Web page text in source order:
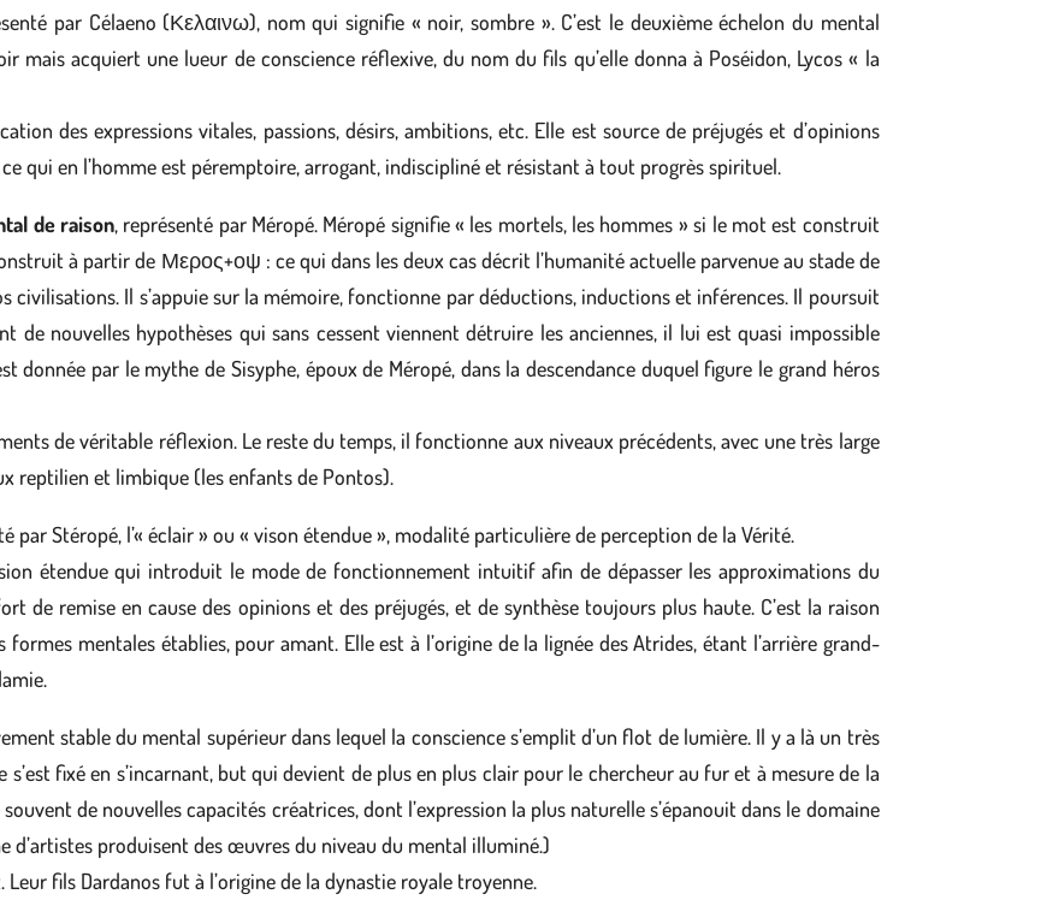
par Célaeno (Κελαινω), nom qui signifie « noir, sombre ». C’est le deuxième échelon du mental
mais acquiert une lueur de conscience réflexive, du nom du fils qu’elle donna à Poséidon, Lycos « la
des expressions vitales, passions, désirs, ambitions, etc. Elle est source de préjugés et d’opinions
ce qui en l’homme est péremptoire, arrogant, indiscipliné et résistant à tout progrès spirituel.
de raison, représenté par Méropé. Méropé signifie « les mortels, les hommes » si le mot est construit
à partir de Μερος+οψ : ce qui dans les deux cas décrit l’humanité actuelle parvenue au stade de
civilisations. Il s’appuie sur la mémoire, fonctionne par déductions, inductions et inférences. Il poursuit
de nouvelles hypothèses qui sans cessent viennent détruire les anciennes, il lui est quasi impossible
donnée par le mythe de Sisyphe, époux de Méropé, dans la descendance duquel figure le grand héros
de véritable réflexion. Le reste du temps, il fonctionne aux niveaux précédents, avec une très large
reptilien et limbique (les enfants de Pontos).
par Stéropé, l’« éclair » ou « vison étendue », modalité particulière de perception de la Vérité.
étendue qui introduit le mode de fonctionnement intuitif afin de dépasser les approximations du
de remise en cause des opinions et des préjugés, et de synthèse toujours plus haute. C’est la raison
mentales établies, pour amant. Elle est à l’origine de la lignée des Atrides, étant l’arrière grand-
stable du mental supérieur dans lequel la conscience s’emplit d’un flot de lumière. Il y a là un très
fixé en s’incarnant, but qui devient de plus en plus clair pour le chercheur au fur et à mesure de la
de nouvelles capacités créatrices, dont l’expression la plus naturelle s’épanouit dans le domaine
d’artistes produisent des œuvres du niveau du mental illuminé.)
fils Dardanos fut à l’origine de la dynastie royale troyenne.